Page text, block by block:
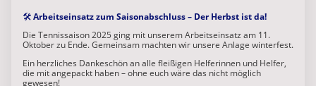
🛠️Arbeitseinsatz zum Saisonabschluss – Der Herbst ist da!
Die Tennissaison 2025 ging mit unserem Arbeitseinsatz am 11.
Oktober zu Ende. Gemeinsam machten wir unsere Anlage winterfest.
Ein herzliches Dankeschön an alle fleißigen Helferinnen und Helfer,
die mit angepackt haben – ohne euch wäre das nicht möglich
gewesen!